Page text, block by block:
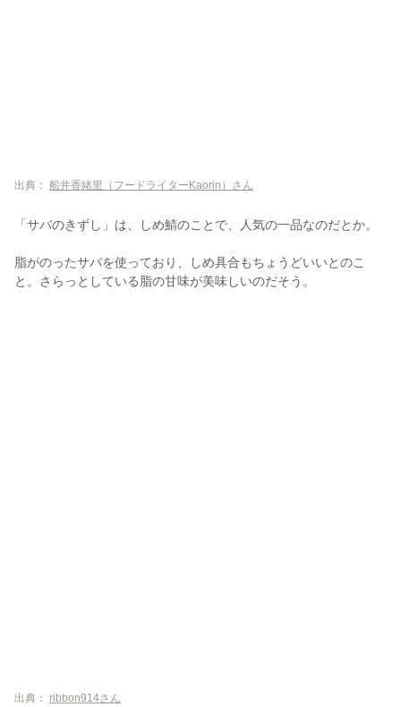
出典： 船井香緒里（フードライターKaorin）さん
「サバのきずし」は、しめ鯖のことで、人気の一品なのだとか。
脂がのったサバを使っており、しめ具合もちょうどいいとのこ
と。さらっとしている脂の甘味が美味しいのだそう。
出典： ribbon914さん